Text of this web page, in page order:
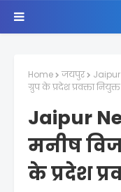
Home जयपुर
Jaipur
ग्रुप के प्रदेश प्रवक्ता नियुक्त
Jaipur
मनीष
के प्रदेश